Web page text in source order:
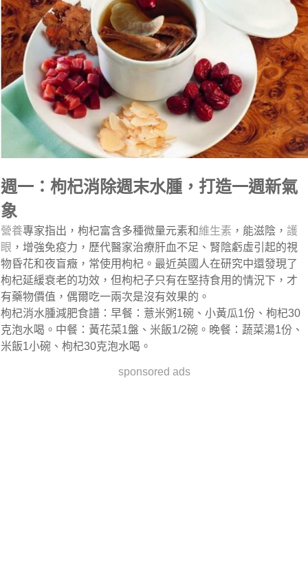
週一：枸杞消除週末水腫，打造一週新氣
象
營養專家指出，枸杞富含多種微量元素和維生素 ，能滋陰， 護
眼 ，增強免疫力，歷代醫家治療肝血不足、腎陰虧虛引起的視
物昏花和夜盲癥，常使用枸杞。最近英國人在研究中還發現了
枸杞延緩衰老的功效，但枸杞子只有在堅持食用的情況下，才
有藥物價值，偶爾吃一兩次是沒有效果的。
枸杞消水腫減肥食譜：早餐：薏米粥1碗、小黃瓜1份、枸杞30
克泡水喝。中餐：黃花菜1盤、米飯1/2碗。晚餐：蔬菜湯1份、
米飯1小碗、枸杞30克泡水喝。
sponsored ads